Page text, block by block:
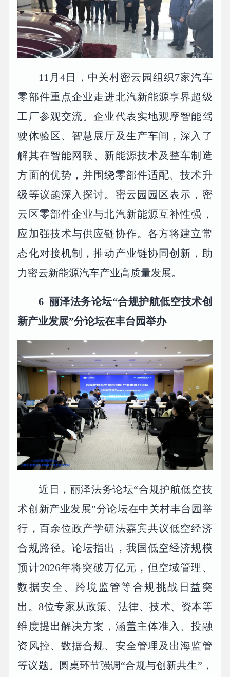
11月4日，中关村密云园组织7家汽车
零部件重点企业走进北汽新能源享界超级
工厂参观交流。企业代表实地观摩智能驾
驶体验区、智慧展厅及生产车间，深入了
解其在智能网联、新能源技术及整车制造
方面的优势，并围绕零部件适配、技术升
级等议题深入探讨。密云园园区表示，密
云区零部件企业与北汽新能源互补性强，
应加强技术与供应链协作。各方将建立常
态化对接机制，推动产业链协同创新，助
力密云新能源汽车产业高质量发展。
6 丽泽法务论坛“合规护航低空技术创
新产业发展”分论坛在丰台园举办
近日，丽泽法务论坛“合规护航低空技
术创新产业发展”分论坛在中关村丰台园举
行，百余位政产学研法嘉宾共议低空经济
合规路径。论坛指出，我国低空经济规模
预计2026年将突破万亿元，但空域管理、
数据安全、跨境监管等合规挑战日益突
出。8位专家从政策、法律、技术、资本等
维度提出解决方案，涵盖主体准入、投融
资风控、数据合规、安全管理及出海监管
等议题。圆桌环节强调“合规与创新共生”，